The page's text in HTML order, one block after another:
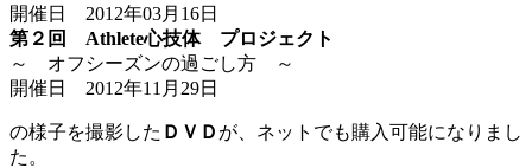
開催日 2012年03月16日
第 ２回 Athlete心技体 プロジェクト
～ オフシーズンの過ごし方 ～
開催日 2012年11月29日
の様子を撮影した ＤＶＤ が、ネットでも購入可能になりまし
た。